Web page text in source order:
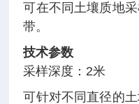
可在不同土壤质地
带。
技术参数
采样深度：2米
可针对不同直径的